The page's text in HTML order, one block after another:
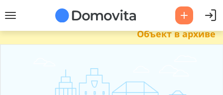
Объект в архиве